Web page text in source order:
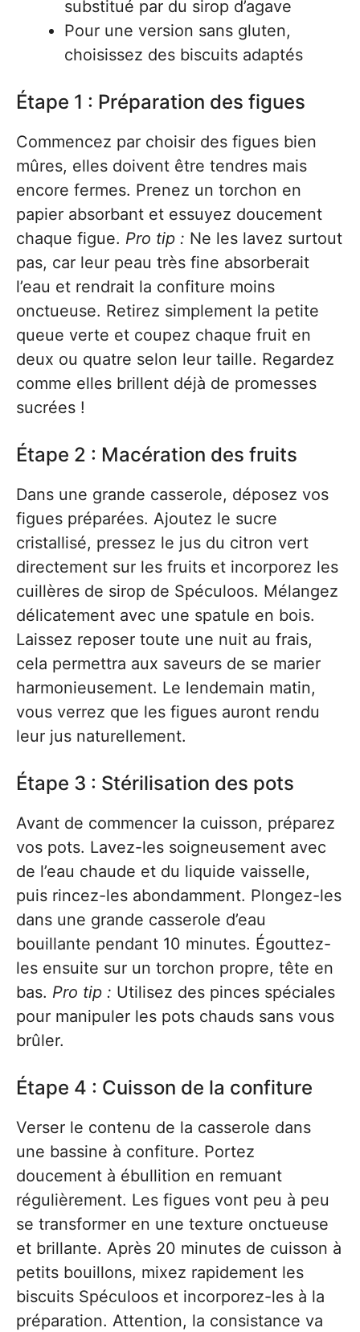
substitué par du sirop d’agave
Pour une version sans gluten,
choisissez des biscuits adaptés
Étape 1 : Préparation des figues
Commencez par choisir des figues bien
mûres, elles doivent être tendres mais
encore fermes. Prenez un torchon en
papier absorbant et essuyez doucement
chaque figue. Pro tip : Ne les lavez surtout
pas, car leur peau très fine absorberait
l’eau et rendrait la confiture moins
onctueuse. Retirez simplement la petite
queue verte et coupez chaque fruit en
deux ou quatre selon leur taille. Regardez
comme elles brillent déjà de promesses
sucrées !
Étape 2 : Macération des fruits
Dans une grande casserole, déposez vos
figues préparées. Ajoutez le sucre
cristallisé, pressez le jus du citron vert
directement sur les fruits et incorporez les
cuillères de sirop de Spéculoos. Mélangez
délicatement avec une spatule en bois.
Laissez reposer toute une nuit au frais,
cela permettra aux saveurs de se marier
harmonieusement. Le lendemain matin,
vous verrez que les figues auront rendu
leur jus naturellement.
Étape 3 : Stérilisation des pots
Avant de commencer la cuisson, préparez
vos pots. Lavez-les soigneusement avec
de l’eau chaude et du liquide vaisselle,
puis rincez-les abondamment. Plongez-les
dans une grande casserole d’eau
bouillante pendant 10 minutes. Égouttez-
les ensuite sur un torchon propre, tête en
bas. Pro tip : Utilisez des pinces spéciales
pour manipuler les pots chauds sans vous
brûler.
Étape 4 : Cuisson de la confiture
Verser le contenu de la casserole dans
une bassine à confiture. Portez
doucement à ébullition en remuant
régulièrement. Les figues vont peu à peu
se transformer en une texture onctueuse
et brillante. Après 20 minutes de cuisson à
petits bouillons, mixez rapidement les
biscuits Spéculoos et incorporez-les à la
préparation. Attention, la consistance va